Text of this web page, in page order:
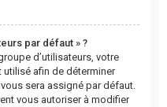
par défaut » ?
d’utilisateurs, votre
afin de déterminer
sera assigné par défaut.
vous autoriser à modifier